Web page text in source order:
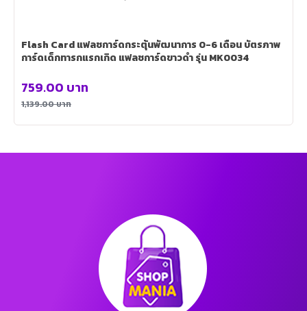
Flash Card แฟลชการ์ดกระตุ้นพัฒนาการ 0-6 เดือน บัตรภาพ
การ์ดเด็กทารกแรกเกิด แฟลชการ์ดขาวดำ รุ่น MK0034
1,139.00บาท
759.00 บาท